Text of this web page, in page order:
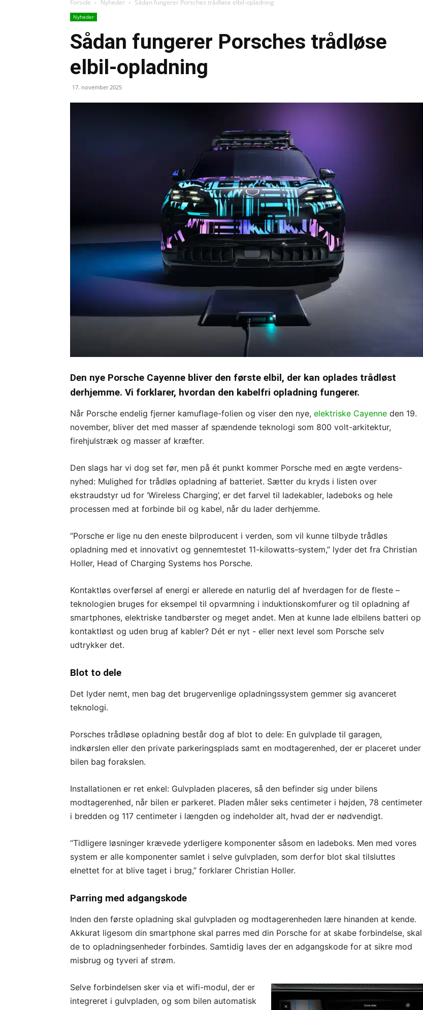
Forside Nyheder Sådan fungerer Porsches trådløse elbil-opladning
Nyheder
Sådan fungerer Porsches trådløse
elbil-opladning
17. november 2025
Den nye Porsche Cayenne bliver den første elbil, der kan oplades trådløst
derhjemme. Vi forklarer, hvordan den kabelfri opladning fungerer.
Når Porsche endelig fjerner kamuflage-folien og viser den nye, elektriske Cayenne den 19.
november, bliver det med masser af spændende teknologi som 800 volt-arkitektur,
firehjulstræk og masser af kræfter.
Den slags har vi dog set før, men på ét punkt kommer Porsche med en ægte verdens-
nyhed: Mulighed for trådløs opladning af batteriet. Sætter du kryds i listen over
ekstraudstyr ud for ‘Wireless Charging’, er det farvel til ladekabler, ladeboks og hele
processen med at forbinde bil og kabel, når du lader derhjemme.
“Porsche er lige nu den eneste bilproducent i verden, som vil kunne tilbyde trådløs
opladning med et innovativt og gennemtestet 11-kilowatts-system,” lyder det fra Christian
Holler, Head of Charging Systems hos Porsche.
Kontaktløs overførsel af energi er allerede en naturlig del af hverdagen for de fleste –
teknologien bruges for eksempel til opvarmning i induktionskomfurer og til opladning af
smartphones, elektriske tandbørster og meget andet. Men at kunne lade elbilens batteri op
kontaktløst og uden brug af kabler? Dét er nyt - eller next level som Porsche selv
udtrykker det.
Blot to dele
Det lyder nemt, men bag det brugervenlige opladningssystem gemmer sig avanceret
teknologi.
Porsches trådløse opladning består dog af blot to dele: En gulvplade til garagen,
indkørslen eller den private parkeringsplads samt en modtagerenhed, der er placeret under
bilen bag forakslen.
Installationen er ret enkel: Gulvpladen placeres, så den befinder sig under bilens
modtagerenhed, når bilen er parkeret. Pladen måler seks centimeter i højden, 78 centimeter
i bredden og 117 centimeter i længden og indeholder alt, hvad der er nødvendigt.
“Tidligere løsninger krævede yderligere komponenter såsom en ladeboks. Men med vores
system er alle komponenter samlet i selve gulvpladen, som derfor blot skal tilsluttes
elnettet for at blive taget i brug,” forklarer Christian Holler.
Parring med adgangskode
Inden den første opladning skal gulvpladen og modtagerenheden lære hinanden at kende.
Akkurat ligesom din smartphone skal parres med din Porsche for at skabe forbindelse, skal
de to opladningsenheder forbindes. Samtidig laves der en adgangskode for at sikre mod
misbrug og tyveri af strøm.
Selve forbindelsen sker via et wifi-modul, der er
integreret i gulvpladen, og som bilen automatisk